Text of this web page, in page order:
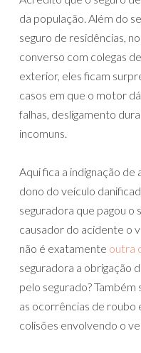
da população. Além do
seguro de residências,
converso com colegas
exterior, eles ficam
casos em que o motor
falhas, desligamento
incomuns.
Aqui fica a indignação de
dono do veículo
seguradora que pagou o
causador do acidente o
não é exatamente outra
seguradora a obrigação
pelo segurado?
as ocorrências de roubo
colisões envolvendo o